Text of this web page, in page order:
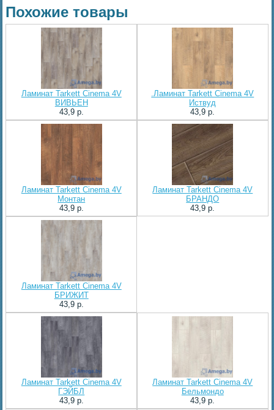
Похожие товары
Ламинат Tarkett Cinema 4V
ВИВЬЕН
43,9 p.
.Ламинат Tarkett Cinema 4V
Иствуд
43,9 p.
Ламинат Tarkett Cinema 4V
Монтан
43,9 p.
Ламинат Tarkett Cinema 4V
БРАНДО
43,9 p.
Ламинат Tarkett Cinema 4V
БРИЖИТ
43,9 p.
Ламинат Tarkett Cinema 4V
ГЭЙБЛ
43,9 p.
Ламинат Tarkett Cinema 4V
Бельмондо
43,9 p.